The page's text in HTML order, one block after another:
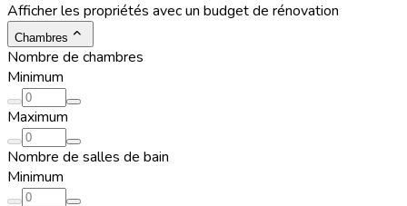
Afficher les propriétés avec un budget de rénovation
Chambres
Nombre de chambres
Minimum
Maximum
Nombre de salles de bain
Minimum